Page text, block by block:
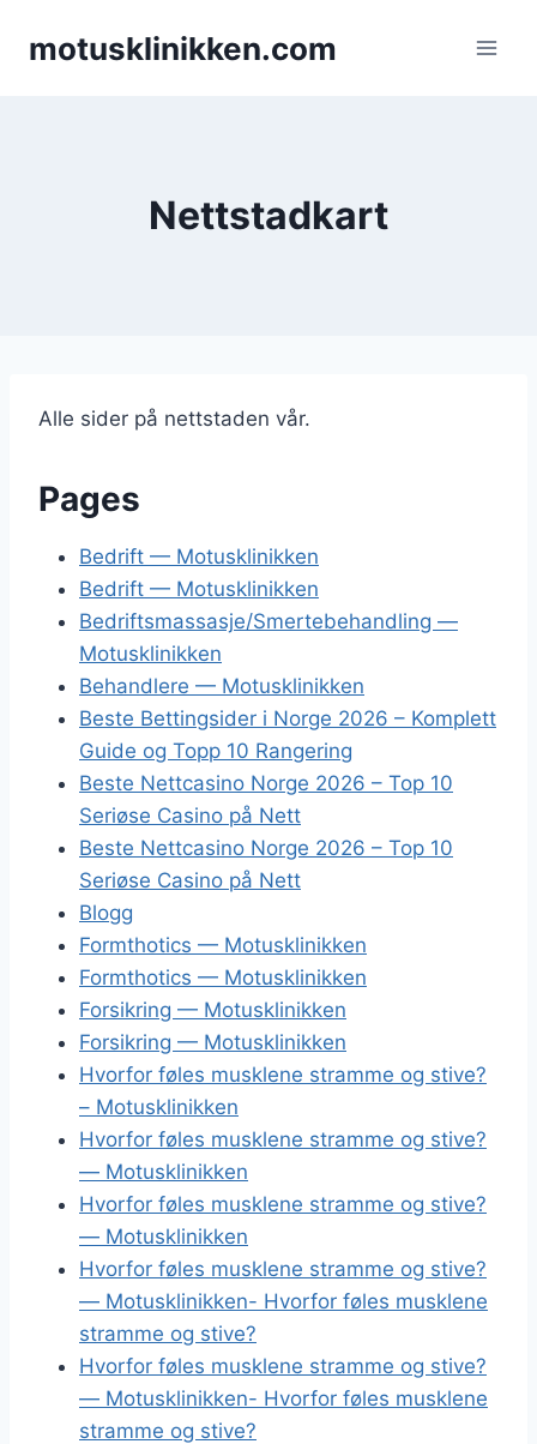
motusklinikken.com
Nettstadkart
Alle sider på nettstaden vår.
Pages
Bedrift — Motusklinikken
Bedrift — Motusklinikken
Bedriftsmassasje/Smertebehandling —
Motusklinikken
Behandlere — Motusklinikken
Beste Bettingsider i Norge 2026 – Komplett
Guide og Topp 10 Rangering
Beste Nettcasino Norge 2026 – Top 10
Seriøse Casino på Nett
Beste Nettcasino Norge 2026 – Top 10
Seriøse Casino på Nett
Blogg
Formthotics — Motusklinikken
Formthotics — Motusklinikken
Forsikring — Motusklinikken
Forsikring — Motusklinikken
Hvorfor føles musklene stramme og stive?
– Motusklinikken
Hvorfor føles musklene stramme og stive?
— Motusklinikken
Hvorfor føles musklene stramme og stive?
— Motusklinikken
Hvorfor føles musklene stramme og stive?
— Motusklinikken- Hvorfor føles musklene
stramme og stive?
Hvorfor føles musklene stramme og stive?
— Motusklinikken- Hvorfor føles musklene
stramme og stive?